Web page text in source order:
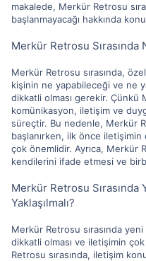
makalede, Merkür Retrosu
başlanmayacağı hakkında
Merkür Retrosu
Merkür Retrosu sırasında,
kişinin ne yapabileceği ve ne
dikkatli olması gerekir. Çünkü
komünikasyon, iletişim ve
süreçtir. Bu nedenle, Merkür
başlanırken, ilk önce
çok önemlidir. Ayrıca, Merkür
kendilerini ifade etmesi ve
Merkür Retrosu
Yaklaşılmalı?
Merkür Retrosu sırasında
dikkatli olması ve iletişimin
Retrosu sırasında, iletişim